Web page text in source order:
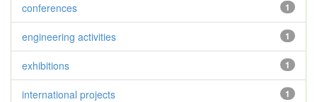
1
conferences
1
engineering activities
1
exhibitions
1
international projects